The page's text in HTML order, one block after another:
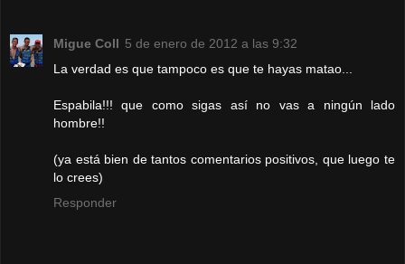
Migue Coll 5 de enero de 2012 a las 9:32
La verdad es que tampoco es que te hayas matao...
Espabila!!! que como sigas así no vas a ningún lado
hombre!!
(ya está bien de tantos comentarios positivos, que luego te
lo crees)
Responder